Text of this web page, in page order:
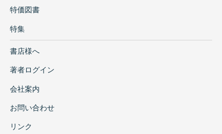
特価図書
特集
書店様へ
著者ログイン
会社案内
お問い合わせ
リンク